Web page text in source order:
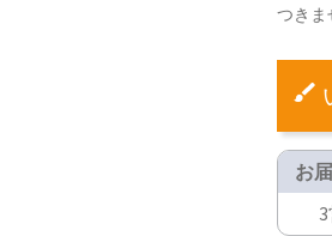
つきま
お